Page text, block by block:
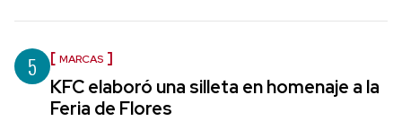
5 MARCAS
KFC elaboró una silleta en homenaje a la
Feria de Flores